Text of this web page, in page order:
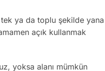
tek ya da toplu şekilde yana
açık kullanmak
yoksa alanı mümkün